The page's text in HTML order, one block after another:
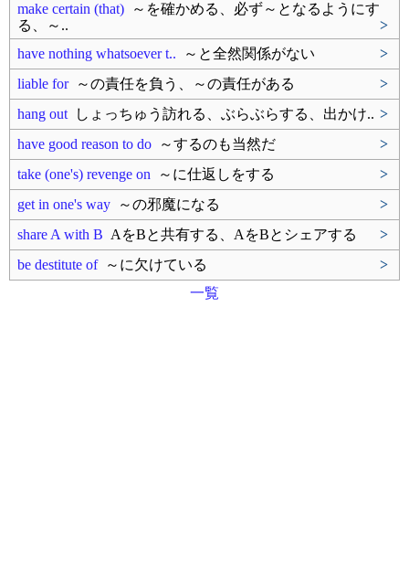
make certain (that) ～を確かめる、必ず～となるようにす
る、～..
>
have nothing whatsoever t.. ～と全然関係がない
>
liable for～の責任を負う、～の責任がある
>
hang out しょっちゅう訪れる、ぶらぶらする、出かけ.. >
have good reason to do ～するのも当然だ
>
take (one's) revenge on ～に仕返しをする
>
get in one's way ～の邪魔になる
>
share A with B AをBと共有する、AをBとシェアする
>
be destitute of～に欠けている
>
一覧